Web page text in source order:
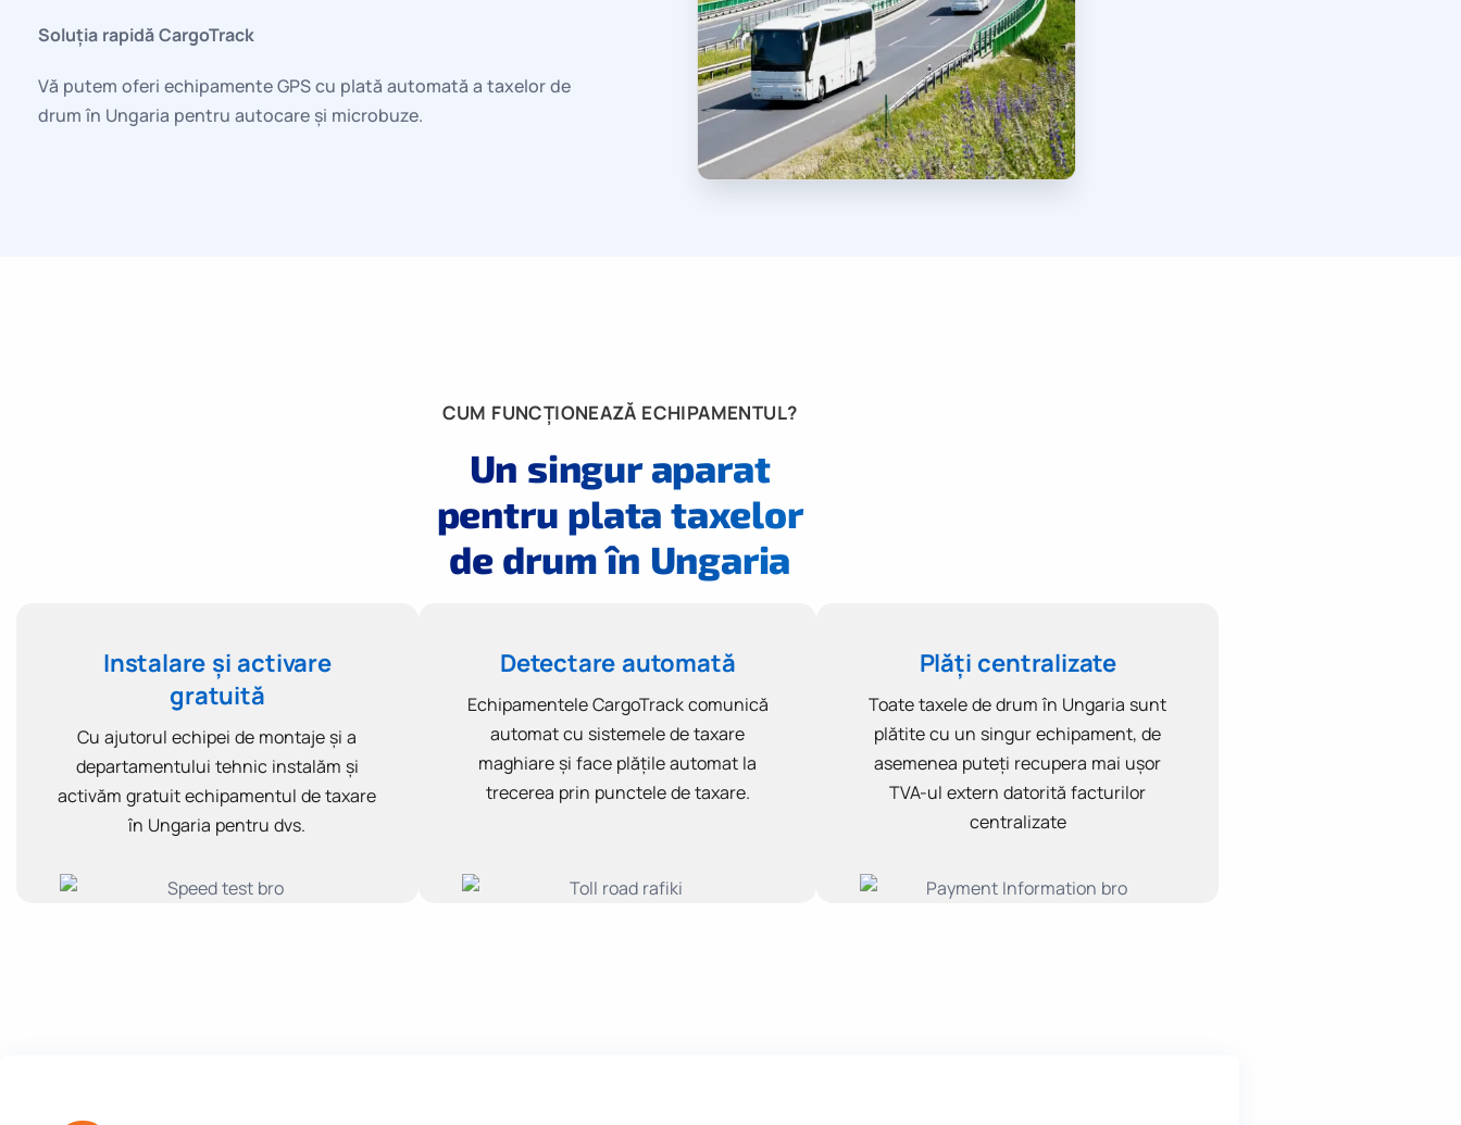
Soluția rapidă CargoTrack
Vă putem oferi echipamente GPS cu plată automată a taxelor de
drum în Ungaria pentru autocare și microbuze.
CUM FUNCȚIONEAZĂ ECHIPAMENTUL?
Un singur aparat
pentru plata taxelor
de drum în Ungaria
Instalare și activare
gratuită
Cu ajutorul echipei de montaje și a
departamentului tehnic instalăm și
activăm gratuit echipamentul de taxare
în Ungaria pentru dvs.
Detectare automată
Echipamentele CargoTrack comunică
automat cu sistemele de taxare
maghiare și face plățile automat la
trecerea prin punctele de taxare.
Plăți centralizate
Toate taxele de drum în Ungaria sunt
plătite cu un singur echipament, de
asemenea puteți recupera mai ușor
TVA-ul extern datorită facturilor
centralizate